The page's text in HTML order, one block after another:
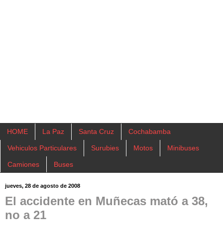
HOME La Paz Santa Cruz Cochabamba
Vehiculos Particulares Surubies Motos Minibuses
Camiones Buses
jueves, 28 de agosto de 2008
El accidente en Muñecas mató a 38,
no a 21